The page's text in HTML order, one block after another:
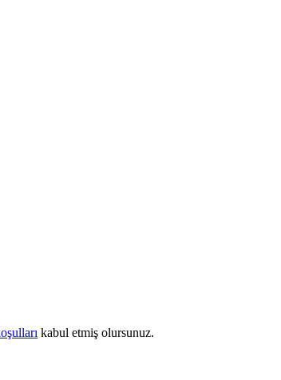
kabul etmiş olursunuz.